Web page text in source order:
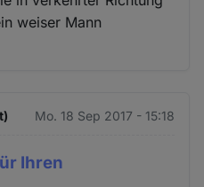
weiser Mann
Mo. 18 Sep 2017 - 15:18
Ihren